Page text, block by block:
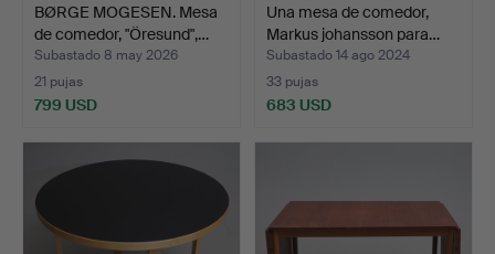
BØRGE MOGESEN. Mesa
de comedor, "Öresund",…
Subastado 8 may 2026
21 pujas
799 USD
Una mesa de comedor,
Markus johansson para…
Subastado 14 ago 2024
33 pujas
683 USD